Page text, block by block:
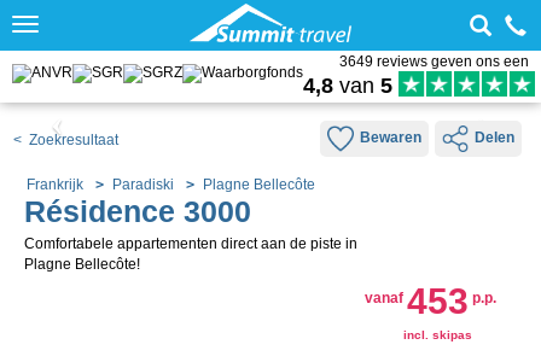
Toggle
3649 reviews geven ons een
4,8 van 5
< Zoekresultaat Bewaren Delen
Frankrijk Paradiski Plagne Bellecôte
Résidence 3000
Comfortabele appartementen direct aan de piste in
Plagne Bellecôte!
vanaf 453 p.p.
incl. skipas